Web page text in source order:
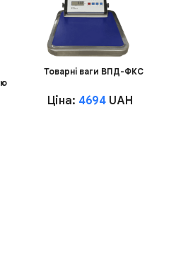
Товарні ваги ВПД-ФКС
Ціна: 4694UAH